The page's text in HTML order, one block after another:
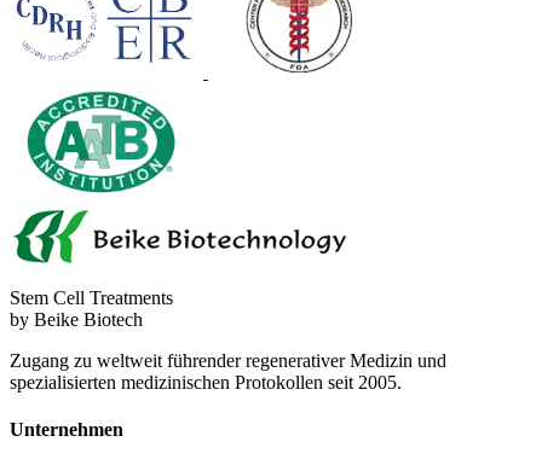
Stem Cell Treatments
by Beike Biotech
Zugang zu weltweit führender regenerativer Medizin und
spezialisierten medizinischen Protokollen seit 2005.
Unternehmen